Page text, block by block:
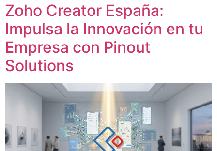
Zoho Creator España:
Impulsa la Innovación en tu
Empresa con Pinout
Solutions